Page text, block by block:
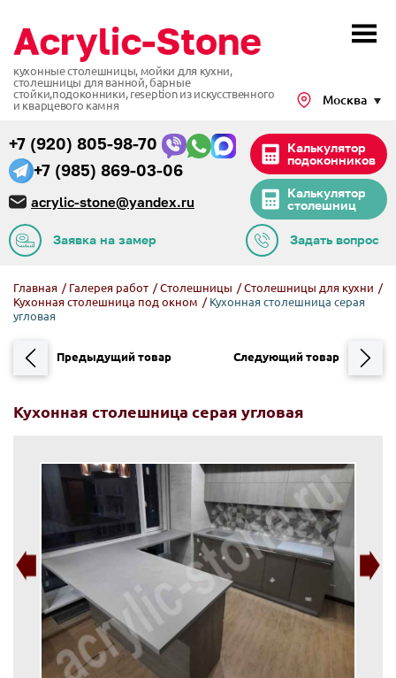
кухонные столешницы, мойки для кухни,
столешницы для ванной, барные
стойки,подоконники, reseption из искусственного
и кварцевого камня
+7 (985) 869-03-06
+7 (920) 805-98-70
acrylic-stone@yandex.ru
Калькулятор
столешниц
Калькулятор
подоконников
Москва
Задать вопрос
Заявка на замер
Главная / Галерея работ /Столешницы /Столешницы для кухни /
Кухонная столешница под окном / Кухонная столешница серая
угловая
Кухонная столешница серая угловая